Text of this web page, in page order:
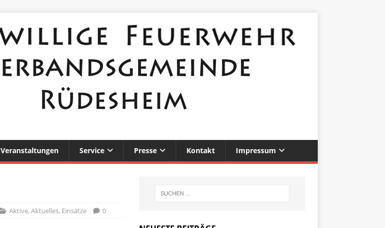
Veranstaltungen Service Presse Kontakt Impressum
Aktive, Aktuelles, Einsätze 0